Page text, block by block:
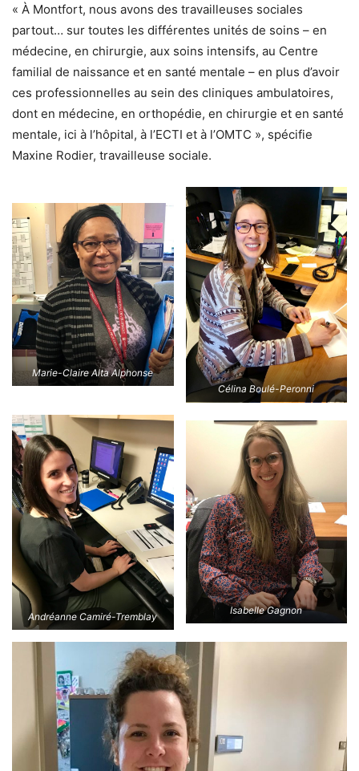
« À Montfort, nous avons des travailleuses sociales
partout… sur toutes les différentes unités de soins – en
médecine, en chirurgie, aux soins intensifs, au Centre
familial de naissance et en santé mentale – en plus d’avoir
ces professionnelles au sein des cliniques ambulatoires,
dont en médecine, en orthopédie, en chirurgie et en santé
mentale, ici à l’hôpital, à l’ECTI et à l’OMTC », spécifie
Maxine Rodier, travailleuse sociale.
Marie-Claire Alta Alphonse
Célina Boulé-Peronni
Andréanne Camiré-Tremblay
Isabelle Gagnon